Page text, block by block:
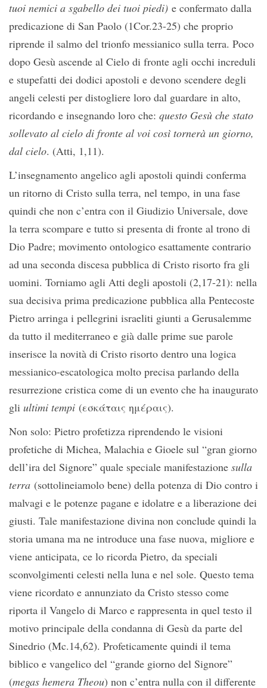
tuoi nemici a sgabello dei tuoi piedi) e confermato dalla
predicazione di San Paolo (1Cor.23-25) che proprio
riprende il salmo del trionfo messianico sulla terra. Poco
dopo Gesù ascende al Cielo di fronte agli occhi increduli
e stupefatti dei dodici apostoli e devono scendere degli
angeli celesti per distogliere loro dal guardare in alto,
ricordando e insegnando loro che: questo Gesù che stato
sollevato al cielo di fronte al voi così tornerà un giorno,
dal cielo. (Atti, 1,11).
L’insegnamento angelico agli apostoli quindi conferma
un ritorno di Cristo sulla terra, nel tempo, in una fase
quindi che non c’entra con il Giudizio Universale, dove
la terra scompare e tutto si presenta di fronte al trono di
Dio Padre; movimento ontologico esattamente contrario
ad una seconda discesa pubblica di Cristo risorto fra gli
uomini. Torniamo agli Atti degli apostoli (2,17-21): nella
sua decisiva prima predicazione pubblica alla Pentecoste
Pietro arringa i pellegrini israeliti giunti a Gerusalemme
da tutto il mediterraneo e già dalle prime sue parole
inserisce la novità di Cristo risorto dentro una logica
messianico-escatologica molto precisa parlando della
resurrezione cristica come di un evento che ha inaugurato
gli ultimi tempi (εσκάταις ημέραις).
Non solo: Pietro profetizza riprendendo le visioni
profetiche di Michea, Malachia e Gioele sul “gran giorno
dell’ira del Signore” quale speciale manifestazione sulla
terra (sottolineiamolo bene) della potenza di Dio contro i
malvagi e le potenze pagane e idolatre e a liberazione dei
giusti. Tale manifestazione divina non conclude quindi la
storia umana ma ne introduce una fase nuova, migliore e
viene anticipata, ce lo ricorda Pietro, da speciali
sconvolgimenti celesti nella luna e nel sole. Questo tema
viene ricordato e annunziato da Cristo stesso come
riporta il Vangelo di Marco e rappresenta in quel testo il
motivo principale della condanna di Gesù da parte del
Sinedrio (Mc.14,62). Profeticamente quindi il tema
biblico e vangelico del “grande giorno del Signore”
(megas hemera Theou) non c’entra nulla con il differente